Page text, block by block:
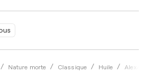
Nature morte Classique Huile